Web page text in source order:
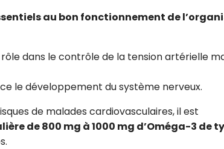
au bon fonctionnement de
rôle dans le contrôle de la tension artérielle
le développement du système nerveux.
de malades cardiovasculaires, il est
de 800 mg à 1000 mg d’Oméga-3 de
Je consens à ce que la société
Prisma Players analyse le taux
pourrons savoir si vous ouvrez les
utilisez. Pour en savoir plus sur ces
Je reçois mon cadeau !